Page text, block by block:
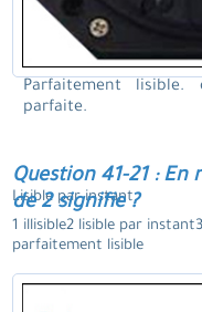
Parfaitement lisible.
parfaite.
Question 41-21 :
de 2 signifie ?
Lisible par instant.
1 illisible2 lisible par
parfaitement lisible